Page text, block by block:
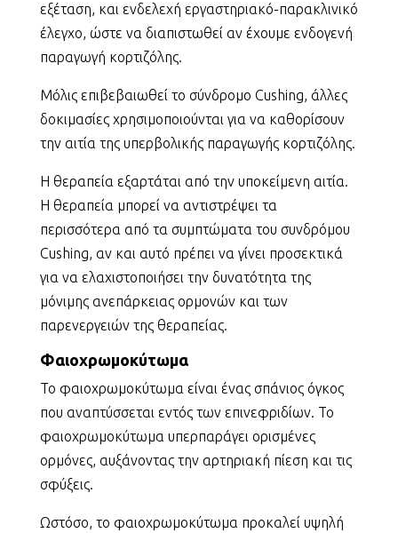
εξέταση, και ενδελεχή εργαστηριακό-παρακλινικό
έλεγχο, ώστε να διαπιστωθεί αν έχουμε ενδογενή
παραγωγή κορτιζόλης.
Μόλις επιβεβαιωθεί το σύνδρομο Cushing, άλλες
δοκιμασίες χρησιμοποιούνται για να καθορίσουν
την αιτία της υπερβολικής παραγωγής κορτιζόλης.
Η θεραπεία εξαρτάται από την υποκείμενη αιτία.
Η θεραπεία μπορεί να αντιστρέψει τα
περισσότερα από τα συμπτώματα του συνδρόμου
Cushing, αν και αυτό πρέπει να γίνει προσεκτικά
για να ελαχιστοποιήσει την δυνατότητα της
μόνιμης ανεπάρκειας ορμονών και των
παρενεργειών της θεραπείας.
Φαιοχρωμοκύτωμα
Το φαιοχρωμοκύτωμα είναι ένας σπάνιος όγκος
που αναπτύσσεται εντός των επινεφριδίων. Το
φαιοχρωμοκύτωμα υπερπαράγει ορισμένες
ορμόνες, αυξάνοντας την αρτηριακή πίεση και τις
σφύξεις.
Ωστόσο, το φαιοχρωμοκύτωμα προκαλεί υψηλή